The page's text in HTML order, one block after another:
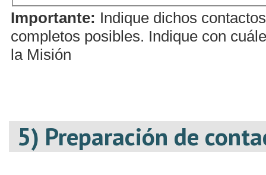
Importante: Indique dichos
completos posibles. Indique con
la Misión
5) Preparación de